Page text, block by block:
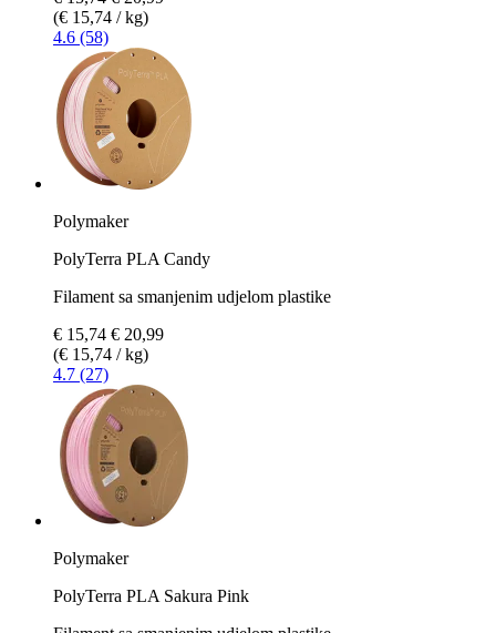
(€ 15,74 / kg)
4.6 (58)
Polymaker
PolyTerra PLA Candy
Filament sa smanjenim udjelom plastike
€ 15,74 € 20,99
(€ 15,74 / kg)
4.7 (27)
Polymaker
PolyTerra PLA Sakura Pink